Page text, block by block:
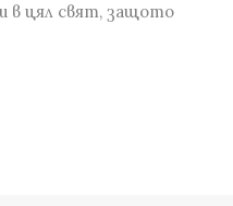
в цял свят, защото